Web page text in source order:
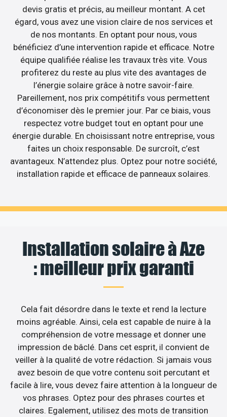
devis gratis et précis, au meilleur montant. A cet
égard, vous avez une vision claire de nos services et
de nos montants. En optant pour nous, vous
bénéficiez d’une intervention rapide et efficace. Notre
équipe qualifiée réalise les travaux très vite. Vous
profiterez du reste au plus vite des avantages de
l’énergie solaire grâce à notre savoir-faire.
Pareillement, nos prix compétitifs vous permettent
d’économiser dès le premier jour. Par ce biais, vous
respectez votre budget tout en optant pour une
énergie durable. En choisissant notre entreprise, vous
faites un choix responsable. De surcroît, c’est
avantageux. N’attendez plus. Optez pour notre société,
installation rapide et efficace de panneaux solaires.
Installation solaire à Aze
: meilleur prix garanti
Cela fait désordre dans le texte et rend la lecture
moins agréable. Ainsi, cela est capable de nuire à la
compréhension de votre message et donner une
impression de bâclé. Dans cet esprit, il convient de
veiller à la qualité de votre rédaction. Si jamais vous
avez besoin de que votre contenu soit percutant et
facile à lire, vous devez faire attention à la longueur de
vos phrases. Optez pour des phrases courtes et
claires. Egalement, utilisez des mots de transition